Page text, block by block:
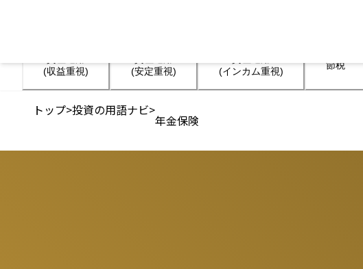
(収益重視)
(安定重視)
(インカム重視)
節税
トップ>投資の用語ナビ>
年金保険